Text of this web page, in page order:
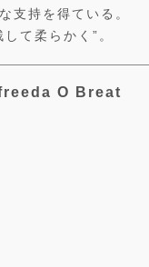
支持を得ている。
て柔らかく”。
O Breat